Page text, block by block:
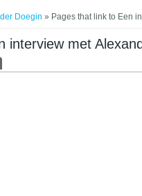
Doegin » Pages that link to Een
interview met